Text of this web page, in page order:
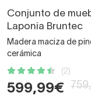
Conjunto de
Laponia Bruntec
Madera maciza de
cerámica
(2)
599,99€